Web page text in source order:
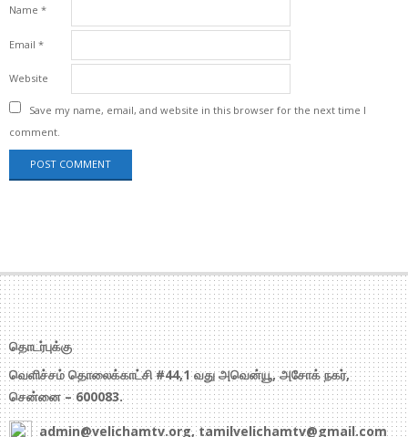
Name *
Email *
Website
Save my name, email, and website in this browser for the next time I
comment.
தொடர்புக்கு
வெளிச்சம் தொலைக்காட்சி #44,1 வது அவென்யூ, அசோக் நகர்,
சென்னை – 600083.
admin@velichamtv.org, tamilvelichamtv@gmail.com